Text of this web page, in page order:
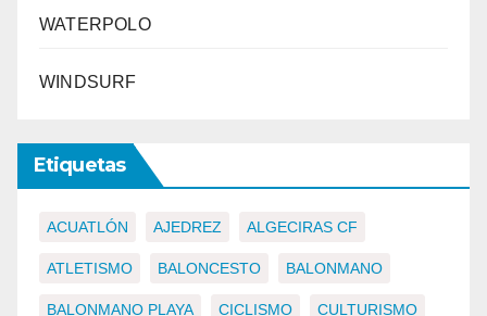
WATERPOLO
WINDSURF
Etiquetas
ACUATLÓN AJEDREZ ALGECIRAS CF
ATLETISMO BALONCESTO BALONMANO
BALONMANO PLAYA CICLISMO CULTURISMO